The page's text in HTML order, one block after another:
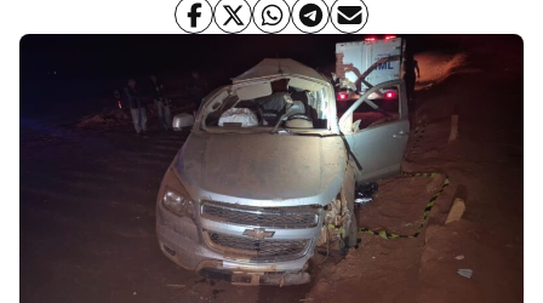
Acidente veículo de passeio na rodovia (Foto: PRF)